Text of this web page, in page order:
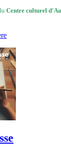
Centre culturel